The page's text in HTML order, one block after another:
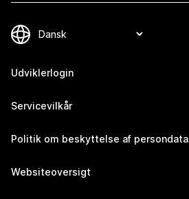
Udviklerlogin
Servicevilkår
Politik om beskyttelse af persondata
Websiteoversigt